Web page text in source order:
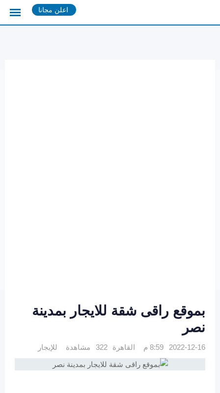
اعلن مجانا
بموقع راقى شقة للايجار بمدينة
نصر
2022-12-16 8:59 م القاهرة 322 مشاهدة للإيجار